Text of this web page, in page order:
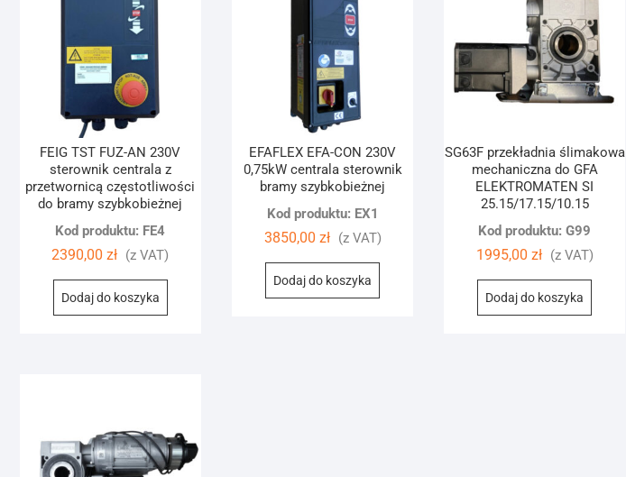
FEIG TST FUZ-AN 230V
sterownik centrala z
przetwornicą częstotliwości
do bramy szybkobieżnej
Kod produktu: FE4
2390,00zł (z VAT)
Dodaj do koszyka
EFAFLEX EFA-CON 230V
0,75kW centrala sterownik
bramy szybkobieżnej
Kod produktu: EX1
3850,00 zł (z VAT)
Dodaj do koszyka
SG63F przekładnia ślimakowa
mechaniczna do GFA
ELEKTROMATEN SI
25.15/17.15/10.15
Kod produktu: G99
1995,00 zł (z VAT)
Dodaj do koszyka